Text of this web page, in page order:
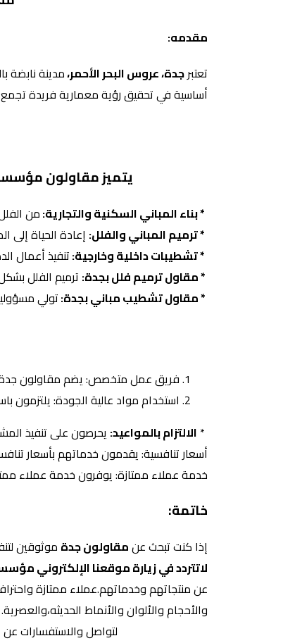
مقدمه:
تعتبرجدة، عروس البحر الأحمر،مدينة نابضة
أساسية في تحقيق رؤية معمارية فريدة تجمع
يتميز مقاولون
* بناء المباني السكنية والتجارية:من
* ترميم المباني والفلل: إعادة الحياة إلى
* تشطيبات داخلية وخارجية:تنفيذ أعمال
* مقاول ترميم فلل بجدة:ترميم الفلل
* مقاول تشطيب مباني بجدة:تولي
فريق عمل متخصص: يضم مقاولون جدة
استخدام مواد عالية الجودة: يلتزمون
* الالتزام بالمواعيد: يحرصون على تنفيذ
أسعار تنافسية: يقدمون خدماتهم بأسعار
خدمة عملاء ممتازة: يوفرون خدمة عملاء
خاتمة:
إذا كنت تبحث عنمقاولون جدة موثوقين
لاتتردد في زيارة موقعنا الإلكتروني
عن منتجاتهم وخدماتهم.عملاء ممتازة
والأحجام والألوان والأنماط الحديثه،والعصرية.
لتواصل والاستفسارات